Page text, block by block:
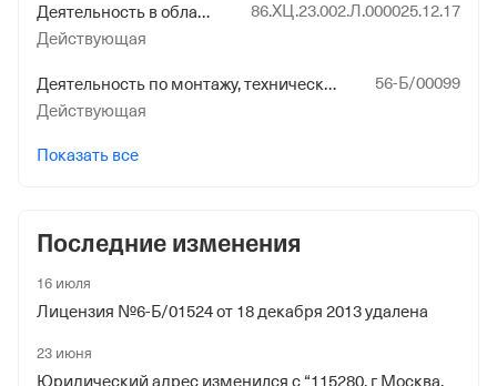
Деятельность в области использования источников ионизирующего излучения (генерирующих) (за исключением случая, если эти источники используются в медицинской деятельности)
86.ХЦ.23.002.Л.000025.12.17
Действующая
Деятельность по монтажу, техническому обслуживанию и ремонту средств обеспечения пожарной безопасности зданий и сооружений
56-Б/00099
Действующая
Показать все
Последние изменения
16 июля
Лицензия №6-Б/01524 от 18 декабря 2013 удалена
23 июня
Юридический адрес изменился с “115280, г Москва,